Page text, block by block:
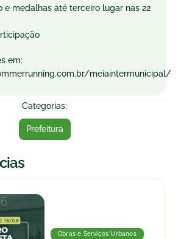
e medalhas até terceiro lugar nas 22
em:
meiaintermunicipal/
Categorias:
Prefeitura
Obras e Serviços Urbanos